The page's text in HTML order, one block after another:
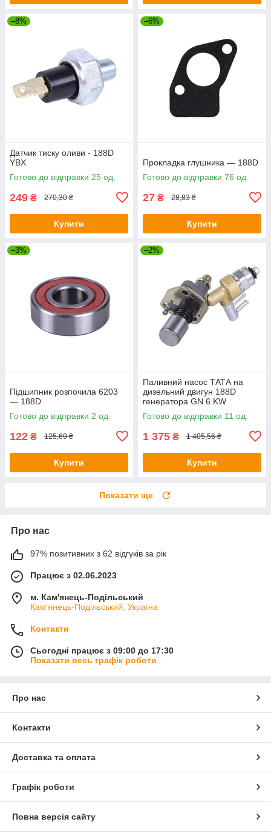
–8%
Датчик тиску оливи - 188D
YBX
Готово до відправки 25 од.
249 ₴ 270,30 ₴
Купити
–6%
Прокладка глушника — 188D
Готово до відправки 76 од.
27 ₴ 28,83 ₴
Купити
–3%
Підшипник розпочила 6203
— 188D
Готово до відправки 2 од.
122 ₴ 125,69 ₴
Купити
–2%
Паливний насос ТАТА на
дизельний двигун 188D
генератора GN 6 KW
Готово до відправки 11 од.
1 375 ₴ 1 405,56 ₴
Купити
Показати ще
Про нас
97% позитивних з 62 відгуків за рік
Працює з 02.06.2023
м. Кам'янець-Подільський
Кам'янець-Подільський, Україна
Контакти
Сьогодні працює з 09:00 до 17:30
Показати весь графік роботи
Про нас
Контакти
Доставка та оплата
Графік роботи
Повна версія сайту